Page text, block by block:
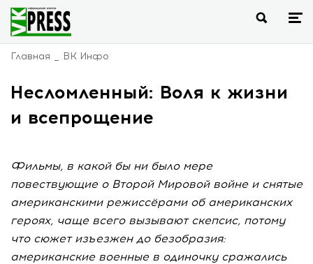
Главная ВК Инфо
Несломленный: Воля к жизни
и всепрощение
Фильмы, в какой бы ни было мере
повествующие о Второй Мировой войне и снятые
американскими режиссёрами об американских
героях, чаще всего вызывают скепсис, потому
что сюжет изъезжен до безобразия:
американские военные в одиночку сражались